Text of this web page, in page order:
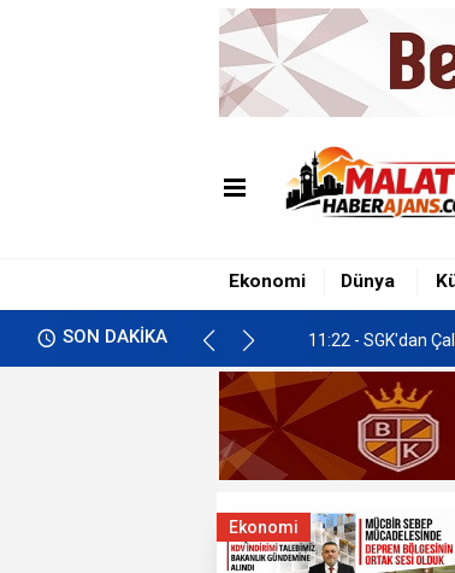
Ekonomi Dünya
SON DAKİKA
01:04 - 2026
11:51 - Saıkoğlu;
11:22 - SGK'dan
01:18 - Çözüm
01:04 - 2026 (LGS)
11:51 - Saıkoğlu;
Ekonomi